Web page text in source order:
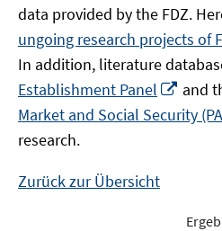
data provided by the FDZ.
ungoing research projects of
In addition, literature
Establishment Panel
In
Fenster
and
Market and Social Security
research.
Zurück zur Übersicht